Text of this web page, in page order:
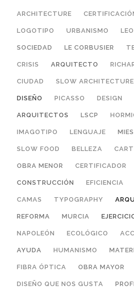
ARCHITECTURE
LOGOTIPO URBANISMO
SOCIEDAD LE CORBUSIER
CRISIS ARQUITECTO
CIUDAD SLOW ARCHITECTURE
DISEÑO PICASSO DESIGN
ARQUITECTOS LSCP
IMAGOTIPO LENGUAJE
SLOW FOOD BELLEZA
OBRA MENOR CERTIFICADOR
CONSTRUCCIÓN EFICIENCIA
CAMAS TYPOGRAPHY
REFORMA MURCIA
NAPOLEÓN ECOLÓGICO
AYUDA HUMANISMO
FIBRA ÓPTICA OBRA MAYOR
DISEÑO QUE NOS GUSTA